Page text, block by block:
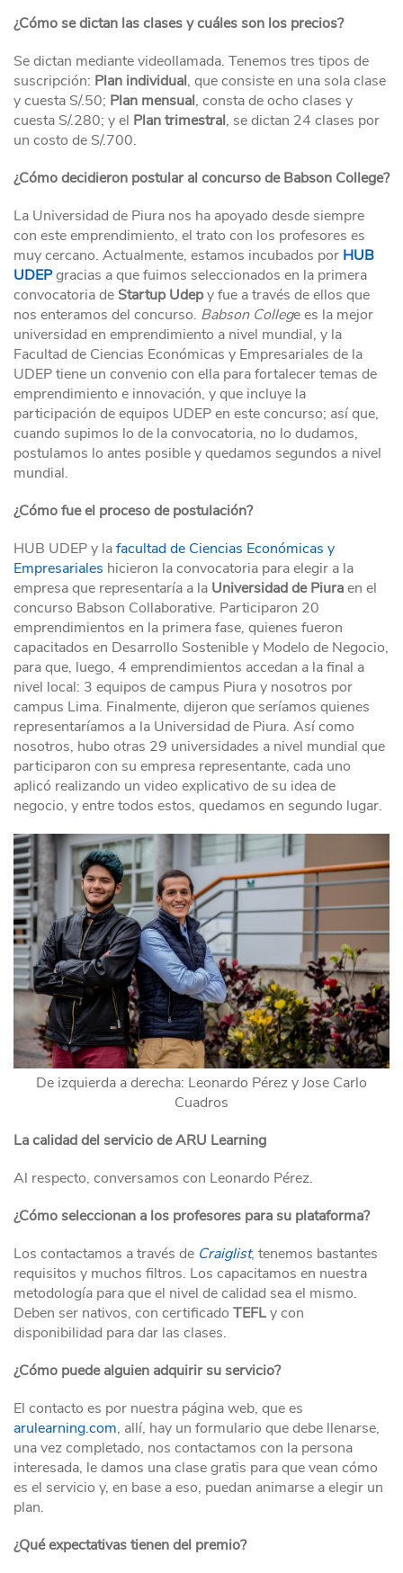
¿Cómo se dictan las clases y cuáles son los precios?
Se dictan mediante videollamada. Tenemos tres tipos de
suscripción: Plan individual, que consiste en una sola clase
y cuesta S/.50; Plan mensual, consta de ocho clases y
cuesta S/.280; y el Plan trimestral, se dictan 24 clases por
un costo de S/.700.
¿Cómo decidieron postular al concurso de Babson College?
La Universidad de Piura nos ha apoyado desde siempre
con este emprendimiento, el trato con los profesores es
muy cercano. Actualmente, estamos incubados por HUB
UDEPgracias a que fuimos seleccionados en la primera
convocatoria de Startup Udepy fue a través de ellos que
nos enteramos del concurso. Babson College es la mejor
universidad en emprendimiento a nivel mundial, y la
Facultad de Ciencias Económicas y Empresariales de la
UDEP tiene un convenio con ella para fortalecer temas de
emprendimiento e innovación, y que incluye la
participación de equipos UDEP en este concurso; así que,
cuando supimos lo de la convocatoria, no lo dudamos,
postulamos lo antes posible y quedamos segundos a nivel
mundial.
¿Cómo fue el proceso de postulación?
HUB UDEP y lafacultad de Ciencias Económicas y
Empresariales hicieron la convocatoria para elegir a la
empresa que representaría a la Universidad de Piuraen el
concurso Babson Collaborative. Participaron 20
emprendimientos en la primera fase, quienes fueron
capacitados en Desarrollo Sostenible y Modelo de Negocio,
para que, luego, 4 emprendimientos accedan a la final a
nivel local: 3 equipos de campus Piura y nosotros por
campus Lima. Finalmente, dijeron que seríamos quienes
representaríamos a la Universidad de Piura. Así como
nosotros, hubo otras 29 universidades a nivel mundial que
participaron con su empresa representante, cada uno
aplicó realizando un video explicativo de su idea de
negocio, y entre todos estos, quedamos en segundo lugar.
De izquierda a derecha: Leonardo Pérez y Jose Carlo
Cuadros
La calidad del servicio de ARU Learning
Al respecto, conversamos con Leonardo Pérez.
¿Cómo seleccionan a los profesores para su plataforma?
Los contactamos a través de Craiglist, tenemos bastantes
requisitos y muchos filtros. Los capacitamos en nuestra
metodología para que el nivel de calidad sea el mismo.
Deben ser nativos, con certificado TEFLy con
disponibilidad para dar las clases.
¿Cómo puede alguien adquirir su servicio?
El contacto es por nuestra página web, que es
arulearning.com, allí, hay un formulario que debe llenarse,
una vez completado, nos contactamos con la persona
interesada, le damos una clase gratis para que vean cómo
es el servicio y, en base a eso, puedan animarse a elegir un
plan.
¿Qué expectativas tienen del premio?